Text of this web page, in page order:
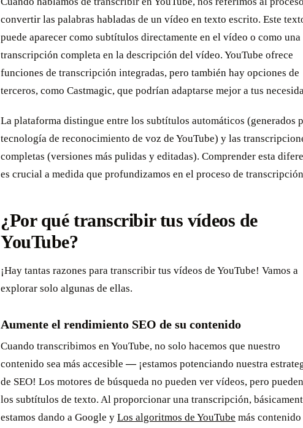
convertir las palabras habladas de un vídeo en texto escrito. Este
puede aparecer como subtítulos directamente en el vídeo o como una
transcripción completa en la descripción del vídeo. YouTube ofrece
funciones de transcripción integradas, pero también hay opciones de
terceros, como Castmagic, que podrían adaptarse mejor a tus
La plataforma distingue entre los subtítulos automáticos (generados
tecnología de reconocimiento de voz de YouTube) y las
completas (versiones más pulidas y editadas). Comprender esta
es crucial a medida que profundizamos en el proceso de
¿Por qué transcribir tus vídeos de
YouTube?
¡Hay tantas razones para transcribir tus vídeos de YouTube! Vamos a
explorar solo algunas de ellas.
Aumente el rendimiento SEO de su contenido
Cuando transcribimos en YouTube, no solo hacemos que nuestro
contenido sea más accesible— ¡estamos potenciando nuestra
de SEO! Los motores de búsqueda no pueden ver vídeos, pero
los subtítulos de texto. Al proporcionar una transcripción,
estamos dando a Google y Los algoritmos de YouTube más contenido